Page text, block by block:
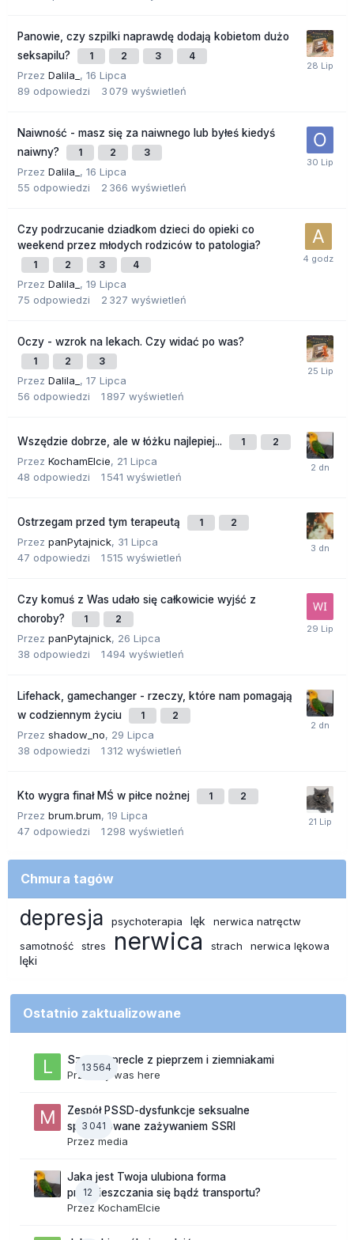
Panowie, czy szpilki naprawdę dodają kobietom dużo
seksapilu?
1 2 3 4
Przez Dalila_ , 16 Lipca
89 odpowiedzi 3 079 wyświetleń
Naiwność - masz się za naiwnego lub byłeś kiedyś
naiwny?
1 2 3
Przez Dalila_ , 16 Lipca
55 odpowiedzi 2 366 wyświetleń
Czy podrzucanie dziadkom dzieci do opieki co
weekend przez młodych rodziców to patologia?
1 2 3 4
Przez Dalila_ , 19 Lipca
75 odpowiedzi 2 327 wyświetleń
Oczy - wzrok na lekach. Czy widać po was?
1 2 3
Przez Dalila_ , 17 Lipca
56 odpowiedzi 1 897 wyświetleń
Wszędzie dobrze, ale w łóżku najlepiej... 1 2
Przez KochamElcie, 21 Lipca
48 odpowiedzi 1 541 wyświetleń
Ostrzegam przed tym terapeutą 1 2
Przez panPytajnick, 31 Lipca
47 odpowiedzi 1 515 wyświetleń
Czy komuś z Was udało się całkowicie wyjść z
choroby?
1 2
Przez panPytajnick, 26 Lipca
38 odpowiedzi 1 494 wyświetleń
Lifehack, gamechanger - rzeczy, które nam pomagają
w codziennym życiu
1 2
Przez shadow_no, 29 Lipca
38 odpowiedzi 1 312 wyświetleń
Kto wygra finał MŚ w piłce nożnej 1 2
Przez brum.brum, 19 Lipca
47 odpowiedzi 1 298 wyświetleń
Chmura tagów
depresja psychoterapia lęk
nerwica natręctw
samotność
stres nerwica strach nerwica lękowa
lęki
Ostatnio zaktualizowane
13 564
Szalone precle z pieprzem i ziemniakami
Przez lily was here
3 041
Zespół PSSD-dysfunkcje seksualne
spowodowane zażywaniem SSRI
Przez media
12
Jaka jest Twoja ulubiona forma
przemieszczania się bądź transportu?
Przez KochamElcie